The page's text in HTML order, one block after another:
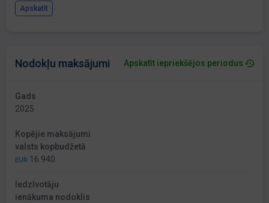
Apskatīt
Nodokļu maksājumi Apskatīt iepriekšējos periodus
Gads
2025
Kopējie maksājumi
valsts kopbudžetā
EUR 16 940
Iedzīvotāju
ienākuma nodoklis